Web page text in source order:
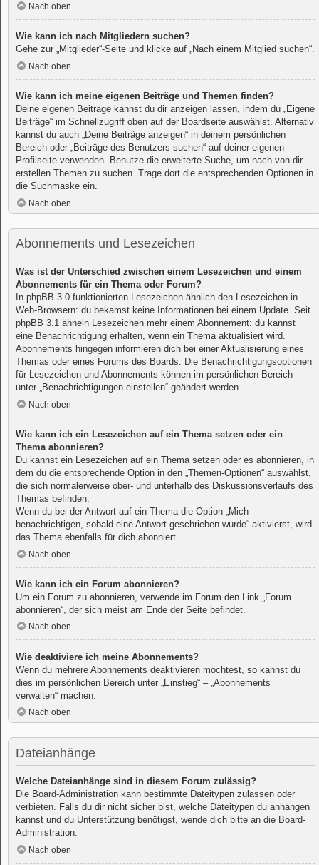
Nach oben
Wie kann ich nach Mitgliedern suchen?
Gehe zur „Mitglieder“-Seite und klicke auf „Nach einem Mitglied suchen“.
Nach oben
Wie kann ich meine eigenen Beiträge und Themen finden?
Deine eigenen Beiträge kannst du dir anzeigen lassen, indem du „Eigene
Beiträge“ im Schnellzugriff oben auf der Boardseite auswählst. Alternativ
kannst du auch „Deine Beiträge anzeigen“ in deinem persönlichen
Bereich oder „Beiträge des Benutzers suchen“ auf deiner eigenen
Profilseite verwenden. Benutze die erweiterte Suche, um nach von dir
erstellen Themen zu suchen. Trage dort die entsprechenden Optionen in
die Suchmaske ein.
Nach oben
Abonnements und Lesezeichen
Was ist der Unterschied zwischen einem Lesezeichen und einem
Abonnements für ein Thema oder Forum?
In phpBB 3.0 funktionierten Lesezeichen ähnlich den Lesezeichen in
Web-Browsern: du bekamst keine Informationen bei einem Update. Seit
phpBB 3.1 ähneln Lesezeichen mehr einem Abonnement: du kannst
eine Benachrichtigung erhalten, wenn ein Thema aktualisiert wird.
Abonnements hingegen informieren dich bei einer Aktualisierung eines
Themas oder eines Forums des Boards. Die Benachrichtigungsoptionen
für Lesezeichen und Abonnements können im persönlichen Bereich
unter „Benachrichtigungen einstellen“ geändert werden.
Nach oben
Wie kann ich ein Lesezeichen auf ein Thema setzen oder ein
Thema abonnieren?
Du kannst ein Lesezeichen auf ein Thema setzen oder es abonnieren, in
dem du die entsprechende Option in den „Themen-Optionen“ auswählst,
die sich normalerweise ober- und unterhalb des Diskussionsverlaufs des
Themas befinden.
Wenn du bei der Antwort auf ein Thema die Option „Mich
benachrichtigen, sobald eine Antwort geschrieben wurde“ aktivierst, wird
das Thema ebenfalls für dich abonniert.
Nach oben
Wie kann ich ein Forum abonnieren?
Um ein Forum zu abonnieren, verwende im Forum den Link „Forum
abonnieren“, der sich meist am Ende der Seite befindet.
Nach oben
Wie deaktiviere ich meine Abonnements?
Wenn du mehrere Abonnements deaktivieren möchtest, so kannst du
dies im persönlichen Bereich unter „Einstieg“ – „Abonnements
verwalten“ machen.
Nach oben
Dateianhänge
Welche Dateianhänge sind in diesem Forum zulässig?
Die Board-Administration kann bestimmte Dateitypen zulassen oder
verbieten. Falls du dir nicht sicher bist, welche Dateitypen du anhängen
kannst und du Unterstützung benötigst, wende dich bitte an die Board-
Administration.
Nach oben